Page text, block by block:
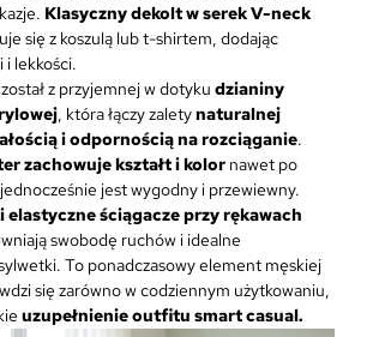
Klasyczny dekolt w serek V-neck
się z koszulą lub t-shirtem, dodając
i lekkości.
z przyjemnej w dotyku dzianiny
, która łączy zaletynaturalnej
i odpornością na rozciąganie.
zachowuje kształt i kolor nawet po
jest wygodny i przewiewny.
elastyczne ściągaczeprzy rękawach
swobodę ruchów i idealne
To ponadczasowy element męskiej
się zarówno w codziennym użytkowaniu,
uzupełnienie outfitu smart casual.